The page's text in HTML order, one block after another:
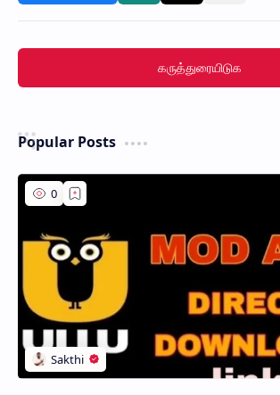
கருத்துரையிடுக
Popular Posts